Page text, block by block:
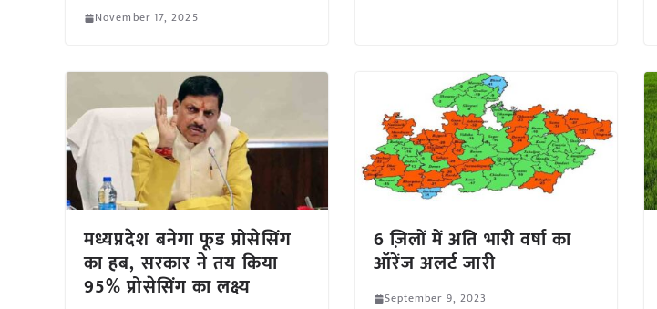
November 17, 2025
मध्यप्रदेश बनेगा फूड प्रोसेसिंग
का हब, सरकार ने तय किया
95% प्रोसेसिंग का लक्ष्य
6 ज़िलों में अति भारी वर्षा का
ऑरेंज अलर्ट जारी
September 9, 2023